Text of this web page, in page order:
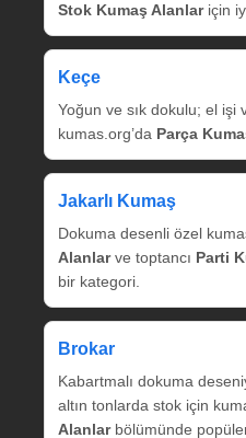
Stok Kumaş Alanlariçin
Keçe
Yoğun ve sık dokulu; el işi
kumas.org’da Parça
Jakarlı Kumaş
Dokuma desenli özel
Alanlarve toptancı Parti
bir kategori.
Brokar
Kabartmalı dokuma
altın tonlarda stok için
Alanlarbölümünde